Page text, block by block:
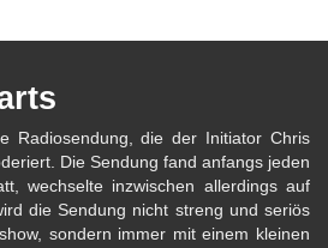
Radiosendung, die der Initiator Chris
Die Sendung fand anfangs jeden
wechselte inzwischen allerdings auf
die Sendung nicht streng und seriös
sondern immer mit einem kleinen